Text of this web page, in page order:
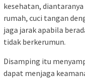
kesehatan,
rumah, cuci tangan
jaga jarak apabila
tidak berkerumun.
Disamping itu
dapat menjaga